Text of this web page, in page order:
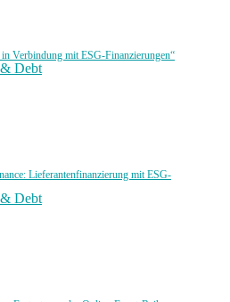
Verbindung mit ESG-Finanzierungen“
Debt
Lieferantenfinanzierung mit ESG-
Debt